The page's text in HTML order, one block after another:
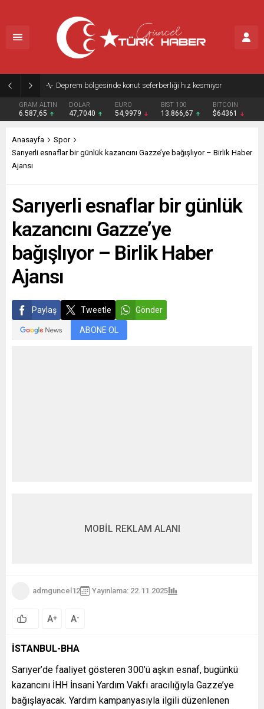
30 ilde DEAŞ operasyonu: 104 şüpheli gözaltına alındı
GRAM ALTIN
6.587,65
DOLAR
47,7040
EURO
54,9979
BIST 100
13.866,67
BITCOIN
$64361
Anasayfa
Spor
Sarıyerli esnaflar bir günlük kazancını Gazze’ye bağışlıyor – Birlik Haber
Ajansı
Sarıyerli esnaflar bir günlük
kazancını Gazze’ye
bağışlıyor – Birlik Haber
Ajansı
Paylaş Tweetle Gönder
ABONE OL
MOBİL REKLAM ALANI
admguncel12 Yayınlama: 22.11.2025
A+ A-
İSTANBUL-BHA
Sarıyer’de faaliyet gösteren 300’ü aşkın esnaf, bugünkü
kazancını İHH İnsani Yardım Vakfı aracılığıyla Gazze’ye
bağışlayacak. Yardım kampanyasıyla ilgili düzenlenen